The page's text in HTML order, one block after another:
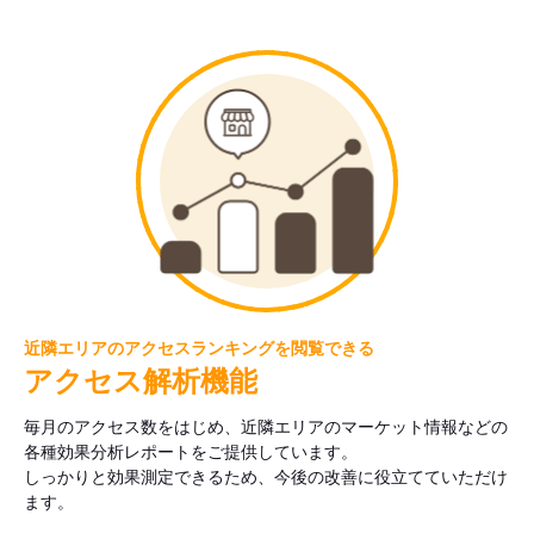
近隣エリアのアクセスランキングを閲覧できる
アクセス解析機能
毎月のアクセス数をはじめ、近隣エリアのマーケット情報などの
各種効果分析レポートをご提供しています。
しっかりと効果測定できるため、今後の改善に役立てていただけ
ます。